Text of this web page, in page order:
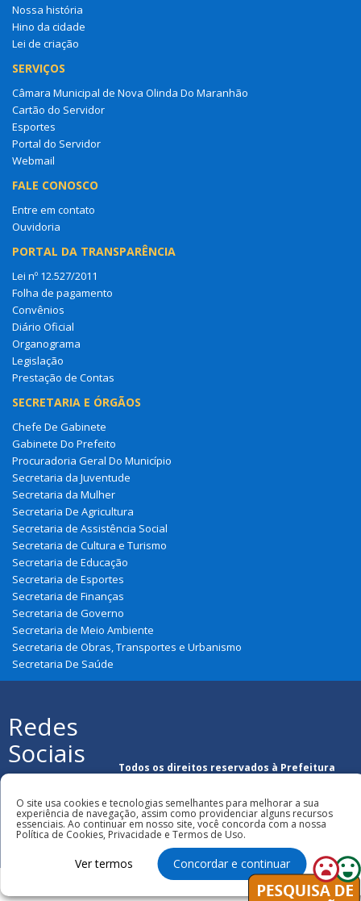
Nossa história
Hino da cidade
Lei de criação
SERVIÇOS
Câmara Municipal de Nova Olinda Do Maranhão
Cartão do Servidor
Esportes
Portal do Servidor
Webmail
FALE CONOSCO
Entre em contato
Ouvidoria
PORTAL DA TRANSPARÊNCIA
Lei nº 12.527/2011
Folha de pagamento
Convênios
Diário Oficial
Organograma
Legislação
Prestação de Contas
SECRETARIA E ÓRGÃOS
Chefe De Gabinete
Gabinete Do Prefeito
Procuradoria Geral Do Município
Secretaria da Juventude
Secretaria da Mulher
Secretaria De Agricultura
Secretaria de Assistência Social
Secretaria de Cultura e Turismo
Secretaria de Educação
Secretaria de Esportes
Secretaria de Finanças
Secretaria de Governo
Secretaria de Meio Ambiente
Secretaria de Obras, Transportes e Urbanismo
Secretaria De Saúde
Redes
Sociais
Todos os direitos reservados à Prefeitura
O site usa cookies e tecnologias semelhantes para melhorar a sua
experiência de navegação, assim como providenciar alguns recursos
essenciais. Ao continuar em nosso site, você concorda com a nossa
Política de Cookies, Privacidade e Termos de Uso.
Ver termos Concordar e continuar